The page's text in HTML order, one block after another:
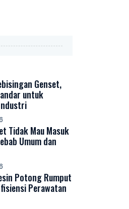
Genset,
untuk
Tidak Mau Masuk
Umum dan
Potong Rumput
Perawatan